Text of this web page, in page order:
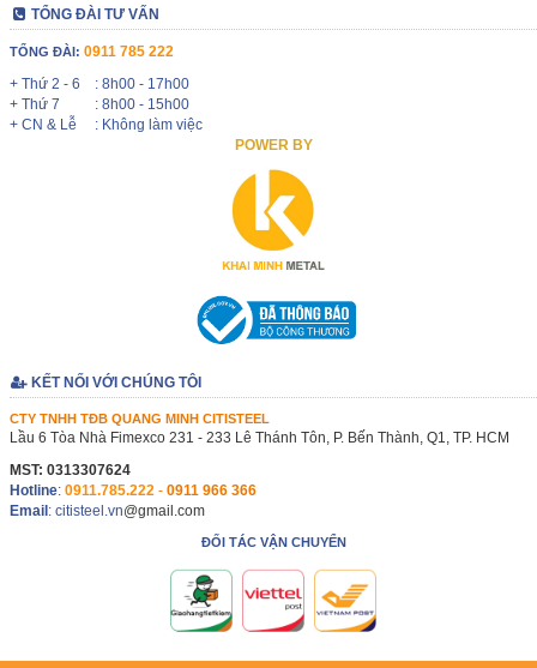
TỔNG ĐÀI TƯ VẤN
TỔNG ĐÀI: 0911 785 222
+ Thứ 2 - 6
: 8h00 - 17h00
+ Thứ 7
: 8h00 - 15h00
+ CN & Lễ
: Không làm việc
POWER BY
KẾT NỐI VỚI CHÚNG TÔI
CTY TNHH TĐB QUANG MINH CITISTEEL
Lầu 6 Tòa Nhà Fimexco 231 - 233 Lê Thánh Tôn, P. Bến Thành, Q1, TP. HCM
MST: 0313307624
Hotline: 0911.785.222 - 0911 966 366
Email: citisteel.vn@gmail.com
ĐỐI TÁC VẬN CHUYỂN